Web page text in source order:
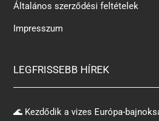
Általános szerződési feltételek
Impresszum
LEGFRISSEBB HÍREK
🌊 Kezdődik a vizes Európa-